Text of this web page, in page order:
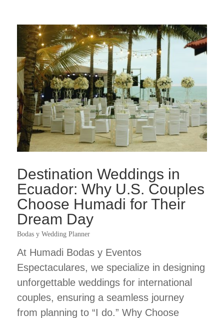
Destination Weddings in
Ecuador: Why U.S. Couples
Choose Humadi for Their
Dream Day
Bodas y Wedding Planner
At Humadi Bodas y Eventos
Espectaculares, we specialize in designing
unforgettable weddings for international
couples, ensuring a seamless journey
from planning to “I do.” Why Choose